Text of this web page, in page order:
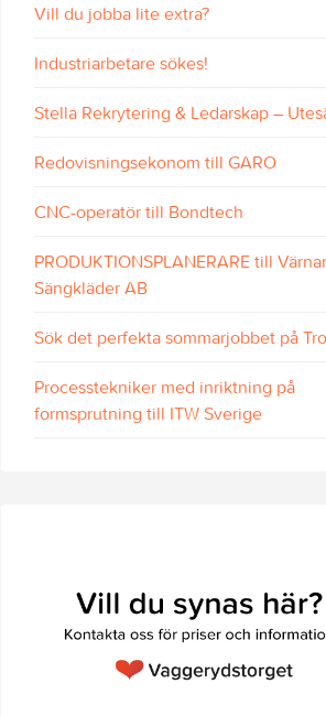
Vill du jobba lite extra?
Industriarbetare sökes!
Stella Rekrytering & Ledarskap –
Redovisningsekonom till GARO
CNC-operatör till Bondtech
PRODUKTIONSPLANERARE till
Sängkläder AB
Sök det perfekta sommarjobbet på
Processtekniker med inriktning på
formsprutning till ITW Sverige